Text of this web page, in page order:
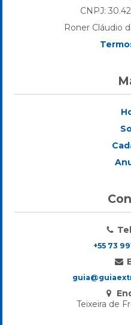
CNPJ:
Roner Cláudio
+55 73
Teixeira de